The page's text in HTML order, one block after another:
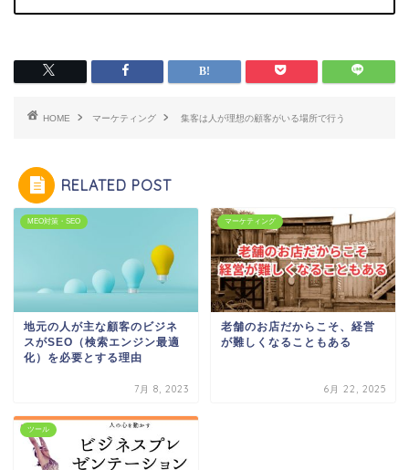
HOME マーケティング 集客は人が理想の顧客がいる場所で行う
RELATED POST
MEO対策・SEO
地元の人が主な顧客のビジネ
スがSEO（検索エンジン最適
化）を必要とする理由
7月 8, 2023
マーケティング
老舗のお店だからこそ、経営
が難しくなることもある
6月 22, 2025
ツール